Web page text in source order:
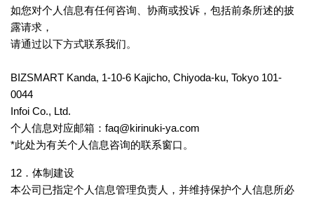
如您对个人信息有任何咨询、协商或投诉，包括前条所述的披
露请求，
请通过以下方式联系我们。
BIZSMART Kanda, 1-10-6 Kajicho, Chiyoda-ku, Tokyo 101-
0044
Infoi Co., Ltd.
个人信息对应邮箱：faq@kirinuki-ya.com
*此处为有关个人信息咨询的联系窗口。
12．体制建设
本公司已指定个人信息管理负责人，并维持保护个人信息所必